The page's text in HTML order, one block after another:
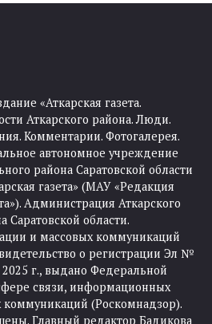
«Аткарская газета.
Аткарского района. Люди.
Комментарии. Фотогалерея.
автономное учреждение
района Саратовской области
газета» (МАУ «Редакция
Администрация Аткарского
Саратовской области.
и массовых коммуникаций
о регистрации Эл №
г., выдано Федеральной
связи, информационных
коммуникаций (Роскомнадзор).
Главный редактор Бадикова